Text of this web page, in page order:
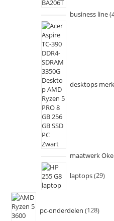
business line
desktops
maatwerk
laptops 29
pc-onderdelen 128